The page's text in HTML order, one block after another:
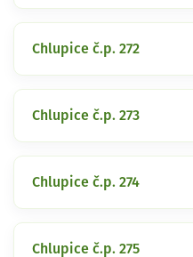
Chlupice č.p. 272
Chlupice č.p. 273
Chlupice č.p. 274
Chlupice č.p. 275